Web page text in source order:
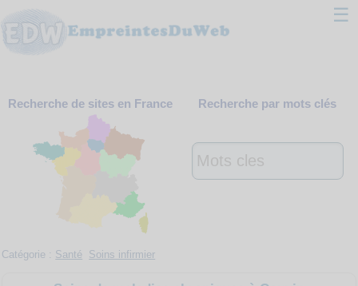
☰
Webmaster
Contact
Support
Recherche de sites en France Recherche par mots clés
Catégorie : Santé Soins infirmier